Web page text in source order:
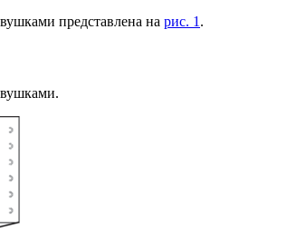
представлена на рис. 1.